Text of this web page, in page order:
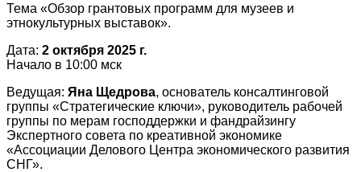
Тема «Обзор грантовых программ для музеев и
этнокультурных выставок».
Дата: 2 октября 2025 г.
Начало в 10:00 мск
Ведущая: Яна Щедрова, основатель консалтинговой
группы «Стратегические ключи», руководитель рабочей
группы по мерам господдержки и фандрайзингу
Экспертного совета по креативной экономике
«Ассоциации Делового Центра экономического развития
СНГ».